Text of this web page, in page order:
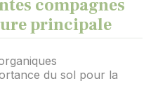
compagnes
principale
du sol pour la